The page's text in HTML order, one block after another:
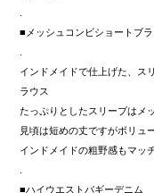
■メッシュコンビショートブラ
インドメイドで仕上げた、ス
ラウス
たっぷりとしたスリーブはメ
見頃は短めの丈ですがボリュ
インドメイドの粗野感もマッ
■ハイウエストバギーデニム